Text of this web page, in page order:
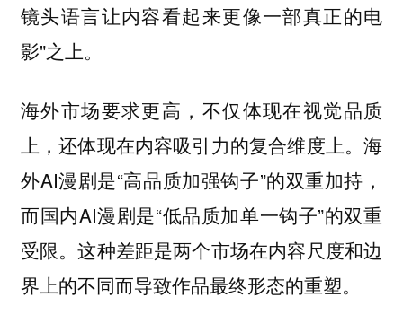
镜头语言让内容看起来更像一部真正的电
影"之上。
海外市场要求更高，不仅体现在视觉品质
上，还体现在内容吸引力的复合维度上。海
外AI漫剧是“高品质加强钩子”的双重加持，
而国内AI漫剧是“低品质加单一钩子”的双重
受限。这种差距是两个市场在内容尺度和边
界上的不同而导致作品最终形态的重塑。